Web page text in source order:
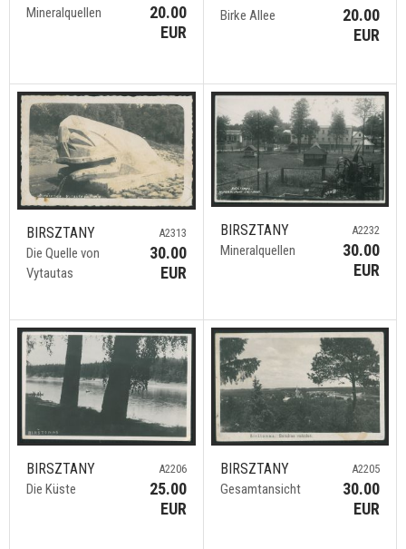
Mineralquellen
20.00
EUR
Birke Allee
20.00
EUR
BIRSZTANY
Die Quelle von
Vytautas
A2313
30.00
EUR
BIRSZTANY
Mineralquellen
A2232
30.00
EUR
BIRSZTANY
Die Küste
A2206
25.00
EUR
BIRSZTANY
Gesamtansicht
A2205
30.00
EUR